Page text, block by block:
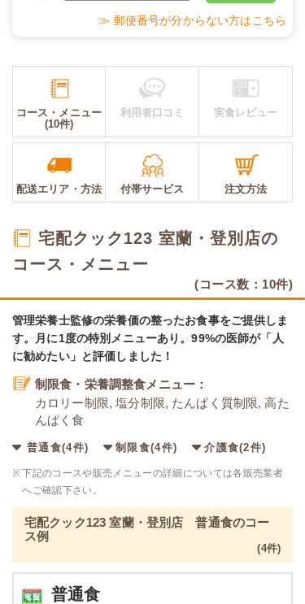
≫ 郵便番号が分からない方はこちら
コース・メニュー
(10件)
利用者口コミ 実食レビュー
配送エリア・ 方法 付帯サービス 注文方法
宅配クック123 室蘭・登別店の
コース・メニュー
(コース数：10件)
管理栄養士監修の栄養価の整ったお食事をご提供しま
す。月に1度の特別メニューあり。99%の医師が「人
に勧めたい」と評価しました！
制限食・栄養調整食メニュー：
カロリー制限, 塩分制限, たんぱく質制限, 高た
んぱく食
普通食(4件) 制限食(4件) 介護食(2件)
※下記のコースや販売メニューの詳細については各販売業者
へご確認下さい。
宅配クック123 室蘭・登別店 普通食のコー
ス例
(4件)
普通食